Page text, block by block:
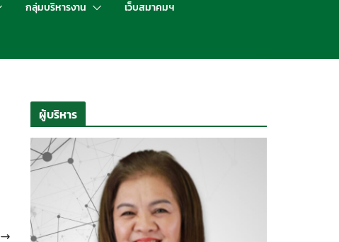
กลุ่มบริหารงาน เว็บสมาคมฯ
ผู้บริหาร